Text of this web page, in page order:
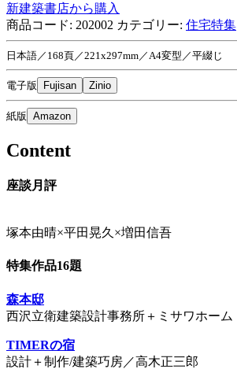
新建築書店から購入
商品コード: 202002 カテゴリー: 住宅特集
日本語／168頁／221x297mm／A4変型／平綴じ
電子版 Fujisan Zinio
紙版 Amazon
Content
座談月評
塚本由晴×平田晃久×増田信吾
特集作品16題
森本邸
西沢立衛建築設計事務所＋ミサワホーム
TIMERの宿
設計＋制作/建築巧房／高木正三郎